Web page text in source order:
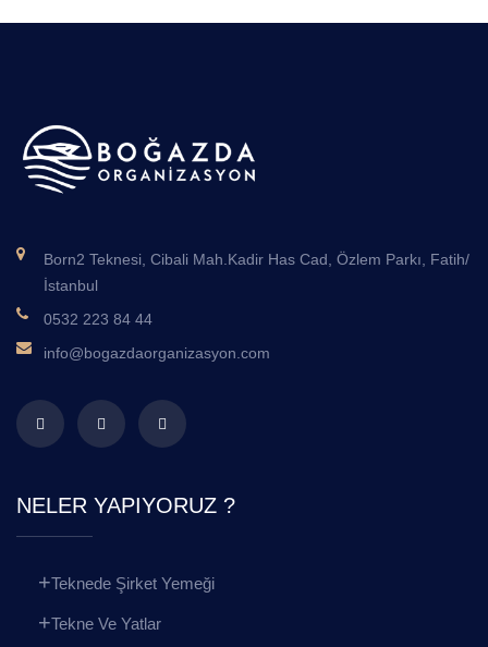
Born2 Teknesi, Cibali Mah.Kadir Has Cad, Özlem Parkı, Fatih/
İstanbul
0532 223 84 44
info@bogazdaorganizasyon.com
NELER YAPIYORUZ ?
Teknede Şirket Yemeği
Tekne Ve Yatlar